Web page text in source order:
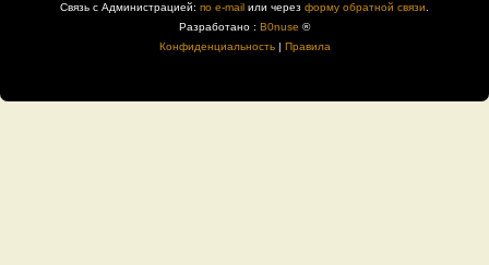
Связь с Администрацией: по e-mail или через форму обратной связи
Разработано : B0nuse ®
Конфиденциальность| Правила